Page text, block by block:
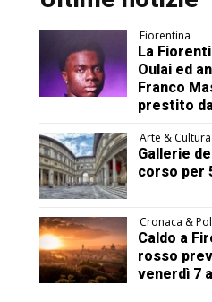
Fiorentina
La
Oulai ed
Franco
prestito
Arte & Cultura
Gallerie
corso per
Cronaca &
Caldo a
rosso
venerdì 7